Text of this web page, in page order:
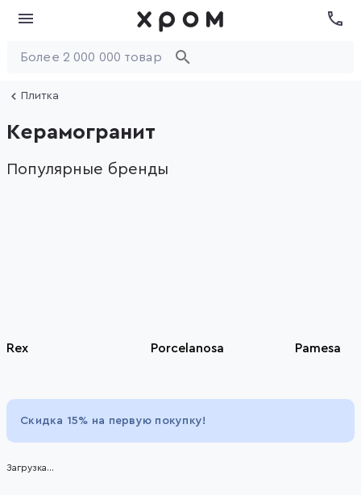
Плитка
Керамогранит
Популярные бренды
Rex Porcelanosa Pamesa
13
Скидка 15% на первую покупку!
Загрузка...